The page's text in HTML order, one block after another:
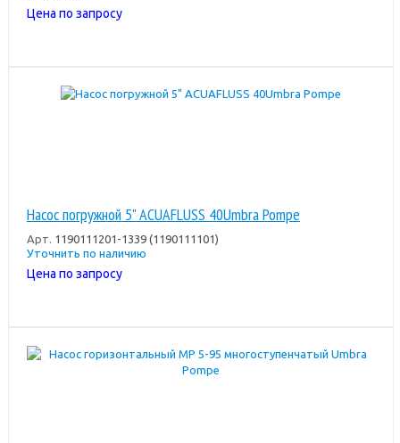
Цена по запросу
Насос погружной 5" ACUAFLUSS 40Umbra Pompe
Арт. 1190111201-1339 (1190111101)
Уточнить по наличию
Цена по запросу